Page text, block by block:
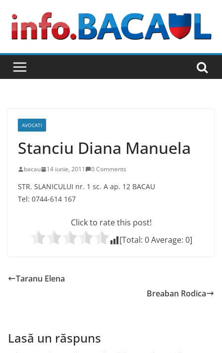
content
AVOCATI
Stanciu Diana Manuela
bacau 14 iunie, 2011 0 Comments
STR. SLANICULUI nr. 1 sc. A ap. 12 BACAU
Tel: 0744-614 167
Click to rate this post!
[Total: 0Average: 0]
Taranu Elena
Breaban Rodica
Lasă un răspuns